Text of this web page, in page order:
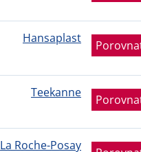
Hansaplast
Teekanne
La Roche-Posay